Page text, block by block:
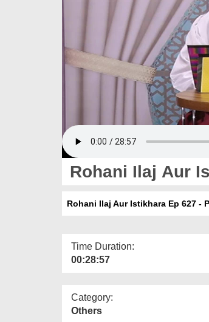
Rohani Ilaj Aur
Rohani Ilaj Aur Istikhara Ep 627 -
Time Duration:
00:28:57
Category:
Others